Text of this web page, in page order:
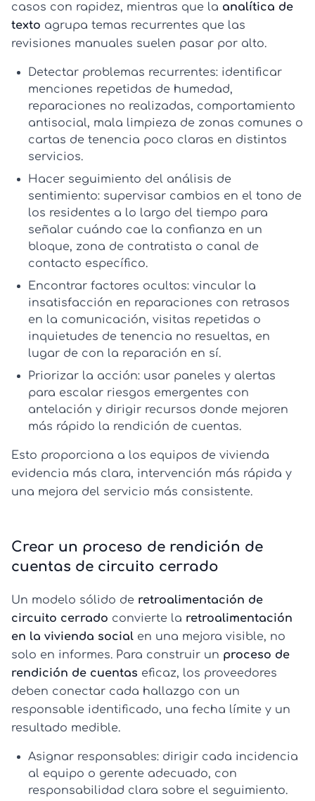
casos con rapidez, mientras que la analítica de
texto agrupa temas recurrentes que las
revisiones manuales suelen pasar por alto.
Detectar problemas recurrentes: identificar
menciones repetidas de humedad,
reparaciones no realizadas, comportamiento
antisocial, mala limpieza de zonas comunes o
cartas de tenencia poco claras en distintos
servicios.
Hacer seguimiento del análisis de
sentimiento: supervisar cambios en el tono de
los residentes a lo largo del tiempo para
señalar cuándo cae la confianza en un
bloque, zona de contratista o canal de
contacto específico.
Encontrar factores ocultos: vincular la
insatisfacción en reparaciones con retrasos
en la comunicación, visitas repetidas o
inquietudes de tenencia no resueltas, en
lugar de con la reparación en sí.
Priorizar la acción: usar paneles y alertas
para escalar riesgos emergentes con
antelación y dirigir recursos donde mejoren
más rápido la rendición de cuentas.
Esto proporciona a los equipos de vivienda
evidencia más clara, intervención más rápida y
una mejora del servicio más consistente.
Crear un proceso de rendición de
cuentas de circuito cerrado
Un modelo sólido de retroalimentación de
circuito cerrado convierte la retroalimentación
en la vivienda social en una mejora visible, no
solo en informes. Para construir un proceso de
rendición de cuentas eficaz, los proveedores
deben conectar cada hallazgo con un
responsable identificado, una fecha límite y un
resultado medible.
Asignar responsables: dirigir cada incidencia
al equipo o gerente adecuado, con
responsabilidad clara sobre el seguimiento.